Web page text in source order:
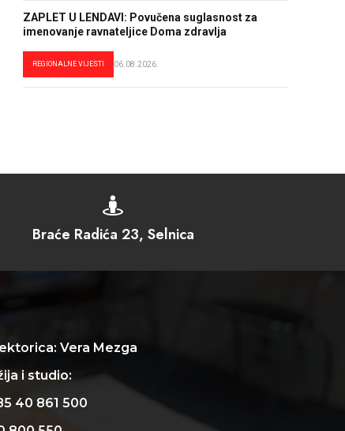
ZAPLET U LENDAVI: Povučena suglasnost za
imenovanje ravnateljice Doma zdravlja
REGIONALNE VIJESTI 06.08.2026.

Braće Radića 23, Selnica
Vera Mezga
i studio:
40 861 500